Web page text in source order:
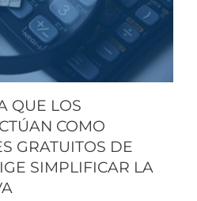
QUE LOS
COMO
GRATUITOS DE
SIMPLIFICAR LA